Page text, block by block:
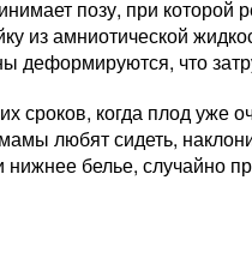
позу, при
из амниотической
деформируются, что
сроков, когда плод уже
любят сидеть,
белье, случайно